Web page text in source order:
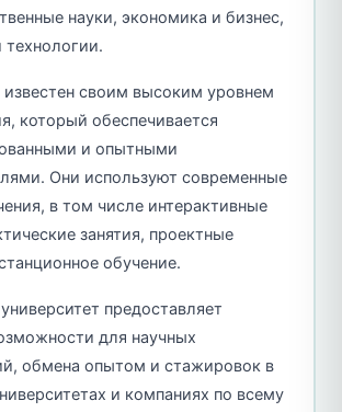
науки, экономика и бизнес,
известен своим высоким уровнем
который обеспечивается
и опытными
Они используют современные
в том числе интерактивные
занятия, проектные
обучение.
предоставляет
для научных
обмена опытом и стажировок в
и компаниях по всему